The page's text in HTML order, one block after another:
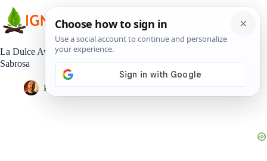
contenido
La Dulce Aventura de Cultivar Uvas en Casa: Guía Práctica y
Sabrosa
Pedro Lisperguer 9 enero, 2024 Estilo de Vida